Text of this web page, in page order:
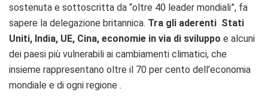
sostenuta e sottoscritta da “oltre 40 leader mondiali”, fa
sapere la delegazione britannica. Tra gli aderenti Stati
Uniti, India, UE, Cina, economie in via di sviluppo e alcuni
dei paesi più vulnerabili ai cambiamenti climatici, che
insieme rappresentano oltre il 70 per cento dell’economia
mondiale e di ogni regione .